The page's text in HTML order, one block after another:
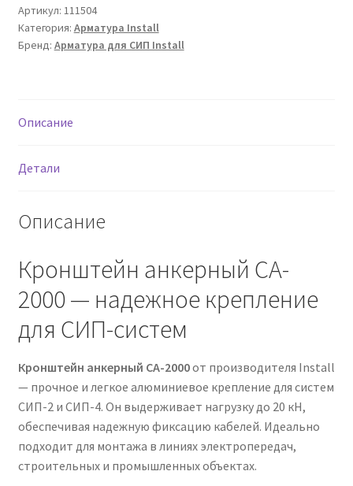
CA-
2000
Артикул: 111504
Категория: Арматура Install
Бренд: Арматура для СИП Install
Описание
Детали
Описание
Кронштейн анкерный CA-
2000 — надежное крепление
для СИП-систем
Кронштейн анкерный CA-2000от производителя Install
— прочное и легкое алюминиевое крепление для систем
СИП-2 и СИП-4. Он выдерживает нагрузку до 20 кН,
обеспечивая надежную фиксацию кабелей. Идеально
подходит для монтажа в линиях электропередач,
строительных и промышленных объектах.